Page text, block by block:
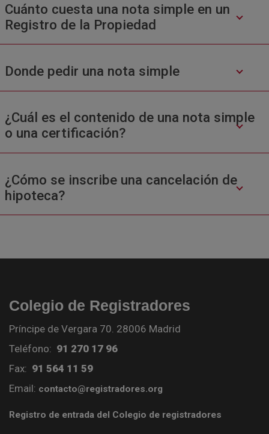
Cuánto cuesta una nota simple en un
Registro de la Propiedad
Donde pedir una nota simple
¿Cuál es el contenido de una nota simple
o una certificación?
¿Cómo se inscribe una cancelación de
hipoteca?
Colegio de Registradores
Príncipe de Vergara 70. 28006 Madrid
Teléfono: 91 270 17 96
Fax: 91 564 11 59
Email: contacto@registradores.org
Registro de entrada del Colegio de registradores